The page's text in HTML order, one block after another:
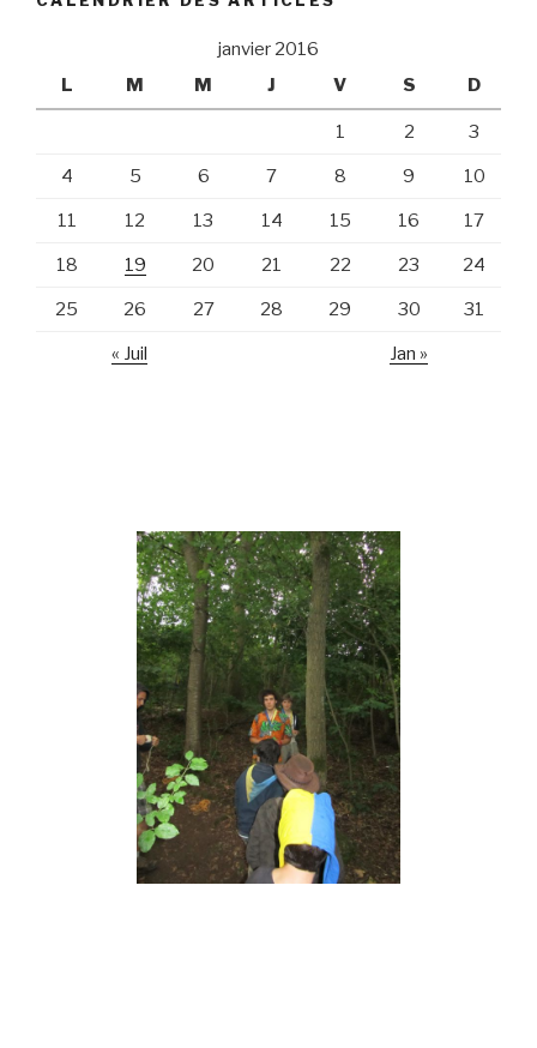
janvier 2016
L
M M J V S D
1 2 3
4 5 6 7 8 9 10
11 12 13 14 15 16 17
18 19 20 21 22 23 24
25 26 27 28 29 30 31
« Juil Jan »